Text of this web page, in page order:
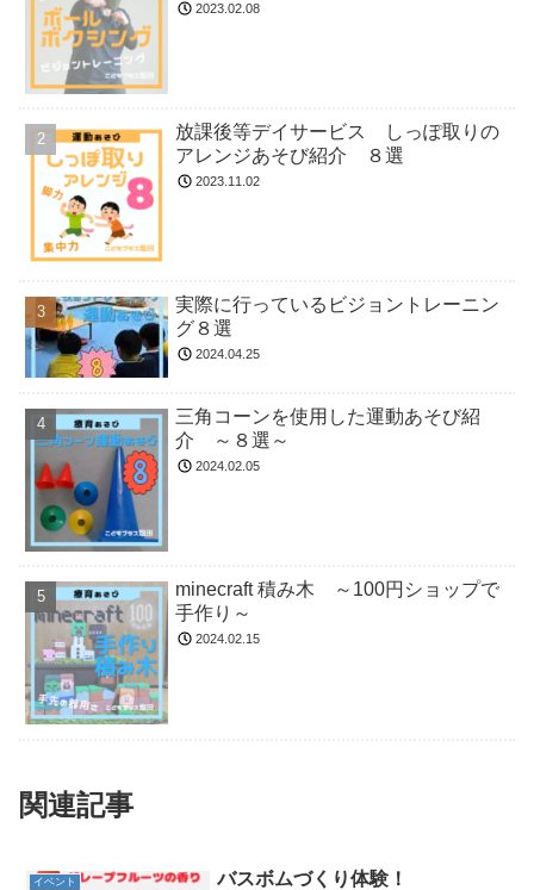
2023.02.08
放課後等デイサービス しっぽ取りの
アレンジあそび紹介 ８選
2023.11.02
実際に行っているビジョントレーニン
グ８選
2024.04.25
三角コーンを使用した運動あそび紹
介 ～８選～
2024.02.05
minecraft 積み木 ～100円ショップで
手作り～
2024.02.15
関連記事
イベント バスボムづくり体験！